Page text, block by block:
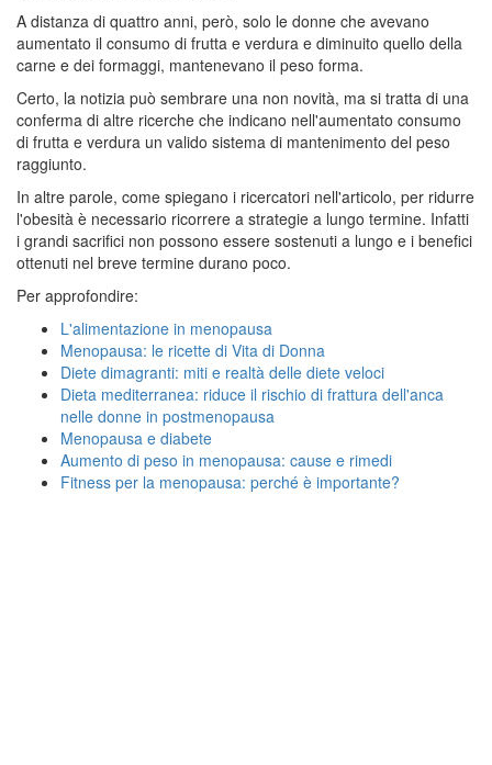
A distanza di quattro anni, però, solo le donne che avevano
aumentato il consumo di frutta e verdura e diminuito quello della
carne e dei formaggi, mantenevano il peso forma.
Certo, la notizia può sembrare una non novità, ma si tratta di una
conferma di altre ricerche che indicano nell'aumentato consumo
di frutta e verdura un valido sistema di mantenimento del peso
raggiunto.
In altre parole, come spiegano i ricercatori nell'articolo, per ridurre
l'obesità è necessario ricorrere a strategie a lungo termine. Infatti
i grandi sacrifici non possono essere sostenuti a lungo e i benefici
ottenuti nel breve termine durano poco.
Per approfondire:
L'alimentazione in menopausa
Menopausa: le ricette di Vita di Donna
Diete dimagranti: miti e realtà delle diete veloci
Dieta mediterranea: riduce il rischio di frattura dell'anca
nelle donne in postmenopausa
Menopausa e diabete
Aumento di peso in menopausa: cause e rimedi
Fitness per la menopausa: perché è importante?